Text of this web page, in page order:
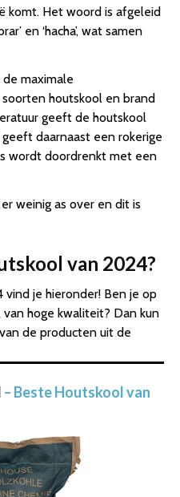
komt. Het woord is afgeleid
en ‘hacha’, wat samen
maximale
houtskool en brand
geeft de houtskool
daarnaast een rokerige
wordt doordrenkt met een
weinig as over en dit is
van 2024?
je hieronder! Ben je op
hoge kwaliteit? Dan kun
de producten uit de
– Beste Houtskool van